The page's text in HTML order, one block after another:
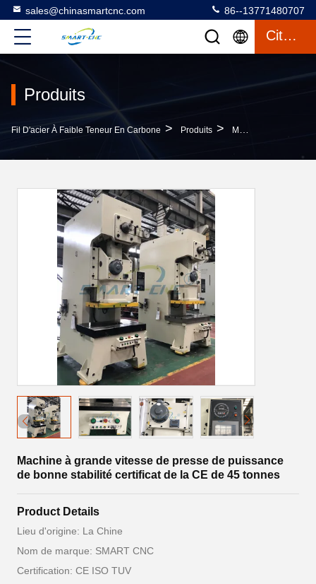
sales@chinasmartcnc.com 86--13771480707
Citation
Produits
Fil D'acier À Faible Teneur En Carbone > Produits > Machine Automatique De Presse De Puissance
Machine à grande vitesse de presse de puissance
de bonne stabilité certificat de la CE de 45 tonnes
Product Details
Lieu d'origine: La Chine
Nom de marque: SMART CNC
Certification: CE ISO TUV